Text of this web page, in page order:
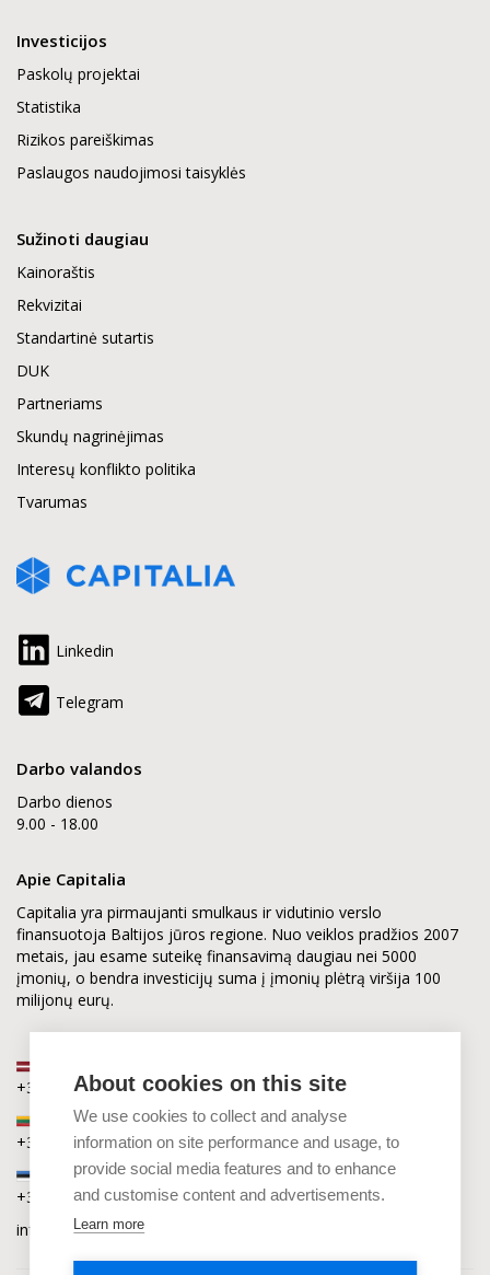
About cookies on this site
We use cookies to collect and analyse
information on site performance and usage, to
provide social media features and to enhance
and customise content and advertisements.
Learn more
Investicijos
Paskolų projektai
Statistika
Rizikos pareiškimas
Paslaugos naudojimosi taisyklės
Sužinoti daugiau
Kainoraštis
Rekvizitai
Standartinė sutartis
DUK
Partneriams
Skundų nagrinėjimas
Interesų konflikto politika
Tvarumas
Linkedin
Telegram
Darbo valandos
Darbo dienos
9.00 - 18.00
Apie Capitalia
Capitalia yra pirmaujanti smulkaus ir vidutinio verslo
finansuotoja Baltijos jūros regione. Nuo veiklos pradžios 2007
metais, jau esame suteikę finansavimą daugiau nei 5000
įmonių, o bendra investicijų suma į įmonių plėtrą viršija 100
milijonų eurų.
+371 2880 0880
Lietuva
+370 6168 0880
Estija
+372 5864 0880
info@capitalia.com